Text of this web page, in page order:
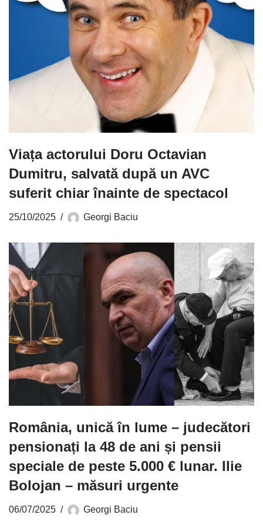
Viața actorului Doru Octavian
Dumitru, salvată după un AVC
suferit chiar înainte de spectacol
25/10/2025 Georgi Baciu
România, unică în lume – judecători
pensionați la 48 de ani și pensii
speciale de peste 5.000 € lunar. Ilie
Bolojan – măsuri urgente
06/07/2025 Georgi Baciu